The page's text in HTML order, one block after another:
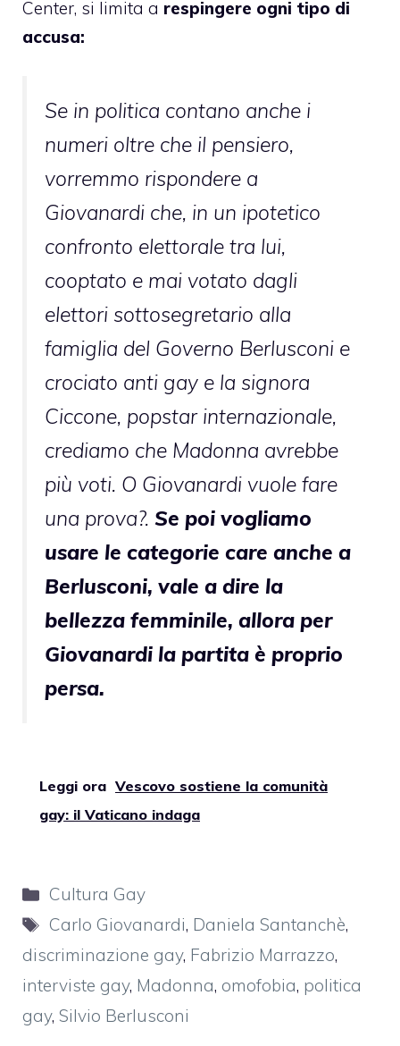
Center, si limita a respingere ogni tipo di
accusa:
Se in politica contano anche i
numeri oltre che il pensiero,
vorremmo rispondere a
Giovanardi che, in un ipotetico
confronto elettorale tra lui,
cooptato e mai votato dagli
elettori sottosegretario alla
famiglia del Governo Berlusconi e
crociato anti gay e la signora
Ciccone, popstar internazionale,
crediamo che Madonna avrebbe
più voti. O Giovanardi vuole fare
una prova?. Se poi vogliamo
usare le categorie care anche a
Berlusconi, vale a dire la
bellezza femminile, allora per
Giovanardi la partita è proprio
persa.
Leggi ora Vescovo sostiene la comunità
gay: il Vaticano indaga
Categorie
Cultura Gay
Tag
Carlo Giovanardi, Daniela Santanchè,
discriminazione gay, Fabrizio Marrazzo,
interviste gay, Madonna, omofobia, politica
gay, Silvio Berlusconi